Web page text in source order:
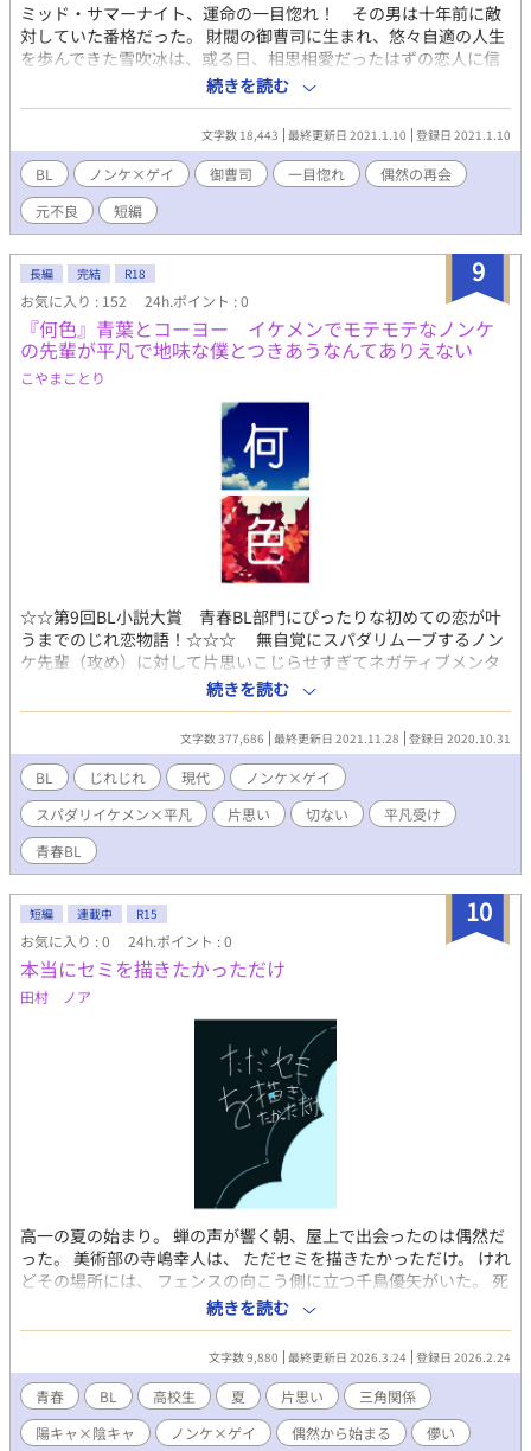
ミッド・サマーナイト、運命の一目惚れ！ その男は十年前に敵
対していた番格だった。 財閥の御曹司に生まれ、悠々自適の人生
を歩んできた雪吹冰は、或る日、相思相愛だったはずの恋人に信
じ難いような突飛な言葉で別れ話を突きつけられた。 荒れる冰が
偶然再会したのは、学生時代に番を張り合った隣校の男だった。
※偶然の再会 / 御曹司 / バリタチ×タチ ※カップリング 氷川白
夜×雪吹冰
続きを読む
文字数 18,443 最終更新日 2021.1.10 登録日 2021.1.10
BL ノンケ×ゲイ 御曹司 一目惚れ
偶然の再会
元不良
短編
9
長編 完結 R18
お気に入り : 152 24h.ポイント : 0
『何色』青葉とコーヨー イケメンでモテモテなノンケ
の先輩が平凡で地味な僕とつきあうなんてありえない
こやまことり
☆☆第9回BL小説大賞 青春BL部門にぴったりな初めての恋が叶
うまでのじれ恋物語！☆☆☆ 無自覚にスパダリムーブするノン
ケ先輩（攻め）に対して片思いこじらせすぎてネガティブメンタ
ルな後輩（受け）がひたすらじれじれしまくる話。 （※本編完
結。今後、不定期に番外編更新予定） ● 大学二年生の嵐山光洋こ
とコーヨーは、サークルの先輩である三木青葉をひそかに思って
いた。しかし「相手にその気はない」とあきらめて、せめて普通
の先輩後輩らしくしようと振舞ってきた。普通の後輩らしい笑顔
を作って、普通の後輩らしい会話をして。――心の中の気持ち
は、すべて押し隠して。 なのに。 青葉にピアスを開けたことをき
っかけに、二人は恋人同士という関係になる。 たまに意地悪で、
だけど優しい青葉。それでも「先輩が本気なわけない」とコーヨ
る、というのは周りに秘密にすること」 いつ別れがきてもいいよ
うに。そう覚悟していたコーヨーに対して、青葉はまるでコーヨ
ーを特別扱いするかのようなことばかりする。おかげさまでコー
ヨーはときめきと緊張が鳴りやまず、毎日のように心臓の残機が
危ない状態になっている。一体、先輩はなにを考えているんだ？
● 片思いこじれすぎて、攻めの気持ちをまるで信じられない受け
と、そんな受けを笑顔と言葉で無自覚（たぶん）翻弄して甘やか
したい攻め。 「このやろおおおお」とずるさに叫びたくなるよう
な攻めを書きたかった。 ● 固定CPハピエン厨によるハッピーエ
ンドのための物語。 基本週一更新 Rシーンは 4章 犬槐（マーキ
ア）の後半からはいってます。 /短編『何色 ――あなたの前で、
ぼくはただの後輩にすぎない』連載版 /アルファポリス同時掲載
（R15版カクヨム、ノベプラ掲載） /BGM『flos』R Sound
続きを読む
文字数 377,686 最終更新日 2021.11.28 登録日 2020.10.31
BL じれじれ 現代
ノンケ×ゲイ
スパダリイケメン×平凡
片思い 切ない
平凡受け
青春BL
10
短編 連載中 R15
お気に入り : 0 24h.ポイント : 0
本当にセミを描きたかっただけ
田村 ノア
高一の夏の始まり。 蝉の声が響く朝、屋上で出会ったのは偶然だ
った。 美術部の寺嶋幸人は、 ただセミを描きたかっただけ。 けれ
どその場所には、 フェンスの向こう側に立つ千鳥優矢がいた。 死
ぬつもりだったのか、 ただ空を見ていただけなのか—— 優矢自身
にも分からない。 あの日以来、二人の距離は少しずつ変わってい
く。 幸人は親友・安達朔に長年の片想いをしている。 優矢はノン
ケで、恋の形もよく分からない。 それでも、 幸人が他の誰かを見
ていると、 胸の奥がざわつく。 これは何だ。 名前のつかない感情
と、 鳴き止まない蝉の声。 誰もヒーローじゃない。 ただ、あの
夏、屋上にいた。 それだけの、青春。
続きを読む
文字数 9,880 最終更新日 2026.3.24 登録日 2026.2.24
青春 BL 高校生 夏 片思い
三角関係
陽キャ×陰キャ
ノンケ×ゲイ 偶然から始まる 儚い